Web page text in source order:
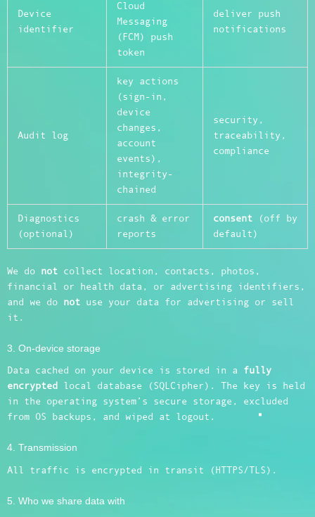
Device
identifier
Cloud
Messaging
(FCM) push
token
deliver push
notifications
Audit log
key actions
(sign-in,
device
changes,
account
events),
integrity-
chained
security,
traceability,
compliance
Diagnostics
(optional)
crash & error
reports
consent(off by
default)
We do not collect location, contacts, photos,
financial or health data, or advertising identifiers,
and we do not use your data for advertising or sell
it.
3. On-device storage
Data cached on your device is stored in a fully
encrypted
local database (SQLCipher). The key is held
in the operating system’s secure storage, excluded
from OS backups, and wiped at logout.
4. Transmission
All traffic is encrypted in transit (HTTPS/TLS).
5. Who we share data with